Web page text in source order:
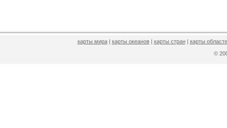
карты мира| карты океанов| карты стран| карты
©